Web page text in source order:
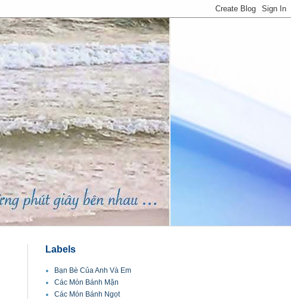
Labels
Bạn Bè Của Anh Và Em
Các Món Bánh Mặn
Các Món Bánh Ngọt